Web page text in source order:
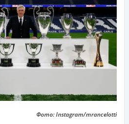
Фото: Instagram/mrancelotti